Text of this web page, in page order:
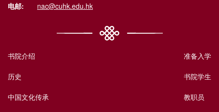
电邮: nac@cuhk.edu.hk
书院介绍
历史
中国文化传承
准备入学
书院学生
教职员